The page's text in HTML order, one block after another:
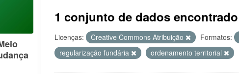
1 conjunto de dados encontrado
Licenças: Creative Commons Atribuição Formatos:
regularização fundária
ordenamento territorial